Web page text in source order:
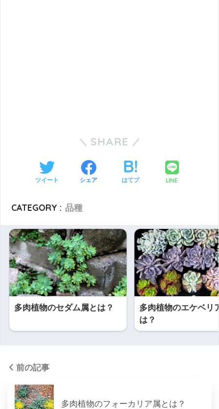
SHARE
ツイート シェア はてブ LINE
CATEGORY : 品種
多肉植物のセダム属とは？
多肉植物のエケベリ
は？
前の記事
多肉植物のフォーカリア属とは？